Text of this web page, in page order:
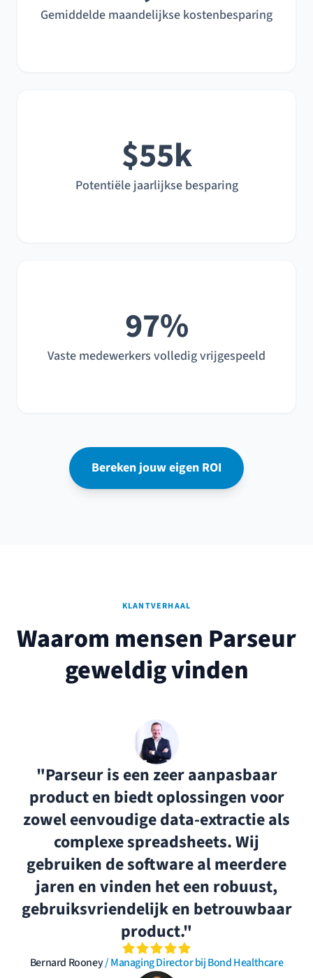
Gemiddelde maandelijkse kostenbesparing
$55k
Potentiële jaarlijkse besparing
97%
Vaste medewerkers volledig vrijgespeeld
Bereken jouw eigen ROI
KLANTVERHAAL
Waarom mensen Parseur
geweldig vinden
"Parseur is een zeer aanpasbaar
product en biedt oplossingen voor
zowel eenvoudige data-extractie als
complexe spreadsheets. Wij
gebruiken de software al meerdere
jaren en vinden het een robuust,
gebruiksvriendelijk en betrouwbaar
product."
Bernard Rooney/ Managing Director bij Bond Healthcare